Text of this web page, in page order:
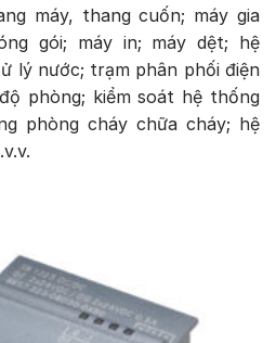
máy, thang cuốn; máy gia
gói; máy in; máy dệt; hệ
lý nước; trạm phân phối điện
phòng; kiểm soát hệ thống
phòng cháy chữa cháy; hệ